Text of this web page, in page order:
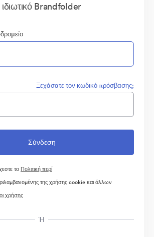
ιδιωτικό Brandfolder
Ξεχάσατε τον κωδικό πρόσβασης;
το Πολιτική περί
της χρήσης cookie και άλλων
χρήσης
Ή